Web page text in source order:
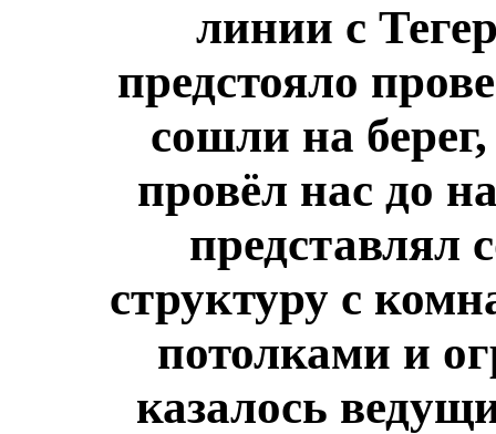
линии с
предстояло
сошли на
провёл нас до
представлял
структуру с
потолками и
казалось